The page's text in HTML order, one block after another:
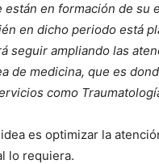
están en formación de
en dicho periodo está
seguir ampliando las
de medicina, que es
como
es optimizar la
lo requiera.